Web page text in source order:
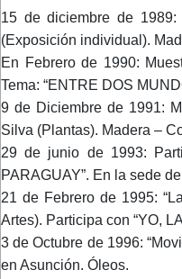
15 de diciembre de 1989:
(Exposición individual).
En Febrero de 1990:
Tema: “ENTRE DOS
9 de Diciembre de 1991:
Silva (Plantas). Madera –
29 de junio de 1993:
PARAGUAY”. En la sede
21 de Febrero de 1995:
Artes). Participa con “YO,
3 de Octubre de 1996:
en Asunción. Óleos.